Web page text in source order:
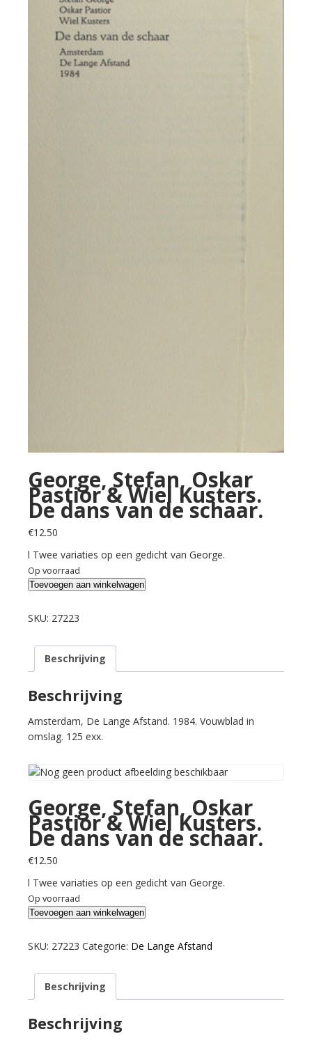
George, Stefan, Oskar
Pastior & Wiel Kusters.
De dans van de schaar.
€12.50
l Twee variaties op een gedicht van George.
Op voorraad
George,
Oskar
&
Wiel
De
van
de
aantal
Toevoegen aan winkelwagen
SKU: 27223
Beschrijving
Beschrijving
Amsterdam, De Lange Afstand. 1984. Vouwblad in
omslag. 125 exx.
George, Stefan, Oskar
Pastior & Wiel Kusters.
De dans van de schaar.
€12.50
l Twee variaties op een gedicht van George.
Op voorraad
George,
Oskar
&
Wiel
Kusters.
De
Toevoegen aan winkelwagen
SKU: 27223 Categorie: De Lange Afstand
Beschrijving
Beschrijving